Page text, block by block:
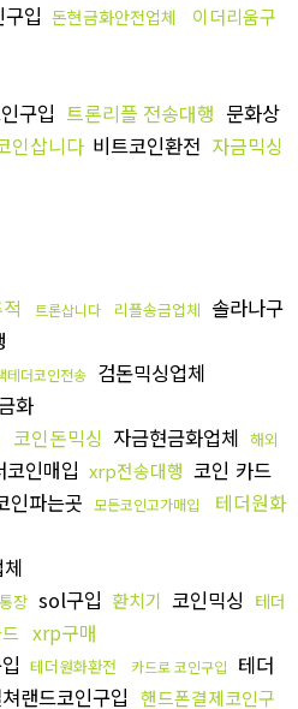
입 돈현금화안전업체
이더리움구
구입 트론리플 전송대행 문화상
인삽니다 비트코인환전 자금믹싱
트론삽니다 리플송금업체 솔라나구
테더코인전송 검돈믹싱업체
화
코인돈믹싱 자금현금화업체 해외
코인매입 xrp전송대행 코인 카드
인파는곳 모든코인고가매입
테더원화
장 sol구입 환치기 코인믹싱 테더
xrp구매
테더원화환전 카드로 코인구입
테더
랜드코인구입 핸드폰결제코인구